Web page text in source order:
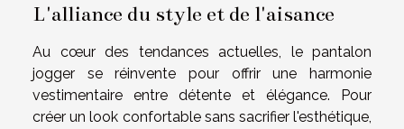
L'alliance du style et de l'aisance
Au cœur des tendances actuelles, le pantalon
jogger se réinvente pour offrir une harmonie
vestimentaire entre détente et élégance. Pour
créer un look confortable sans sacrifier l'esthétique,